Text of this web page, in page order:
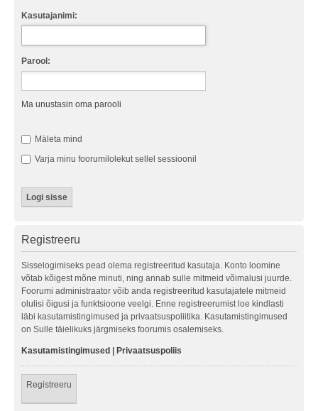
Kasutajanimi:
Parool:
Ma unustasin oma parooli
Mäleta mind
Varja minu foorumilolekut sellel sessioonil
Registreeru
Sisselogimiseks pead olema registreeritud kasutaja. Konto loomine
võtab kõigest mõne minuti, ning annab sulle mitmeid võimalusi juurde.
Foorumi administraator võib anda registreeritud kasutajatele mitmeid
olulisi õigusi ja funktsioone veelgi. Enne registreerumist loe kindlasti
läbi kasutamistingimused ja privaatsuspoliitika. Kasutamistingimused
on Sulle täielikuks järgmiseks foorumis osalemiseks.
Kasutamistingimused Privaatsuspoliis
Registreeru